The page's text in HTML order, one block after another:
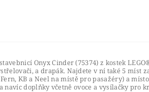
Onyx Cinder (75374) z kostek
a drapák. Najdete v ní také 5 míst
KB a Neel na místě pro pasažéry) a
navíc doplňky včetně ovoce a vysílačky pro